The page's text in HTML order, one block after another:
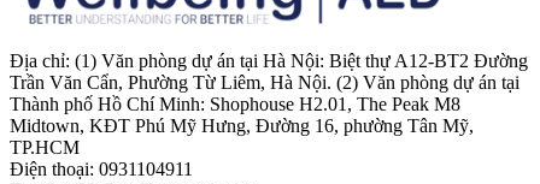
Địa chỉ: (1) Văn phòng dự án tại Hà Nội: Biệt thự A12-BT2 Đường
Trần Văn Cẩn, Phường Từ Liêm, Hà Nội. (2) Văn phòng dự án tại
Thành phố Hồ Chí Minh: Shophouse H2.01, The Peak M8
Midtown, KĐT Phú Mỹ Hưng, Đường 16, phường Tân Mỹ,
TP.HCM
Điện thoại: 0931104911